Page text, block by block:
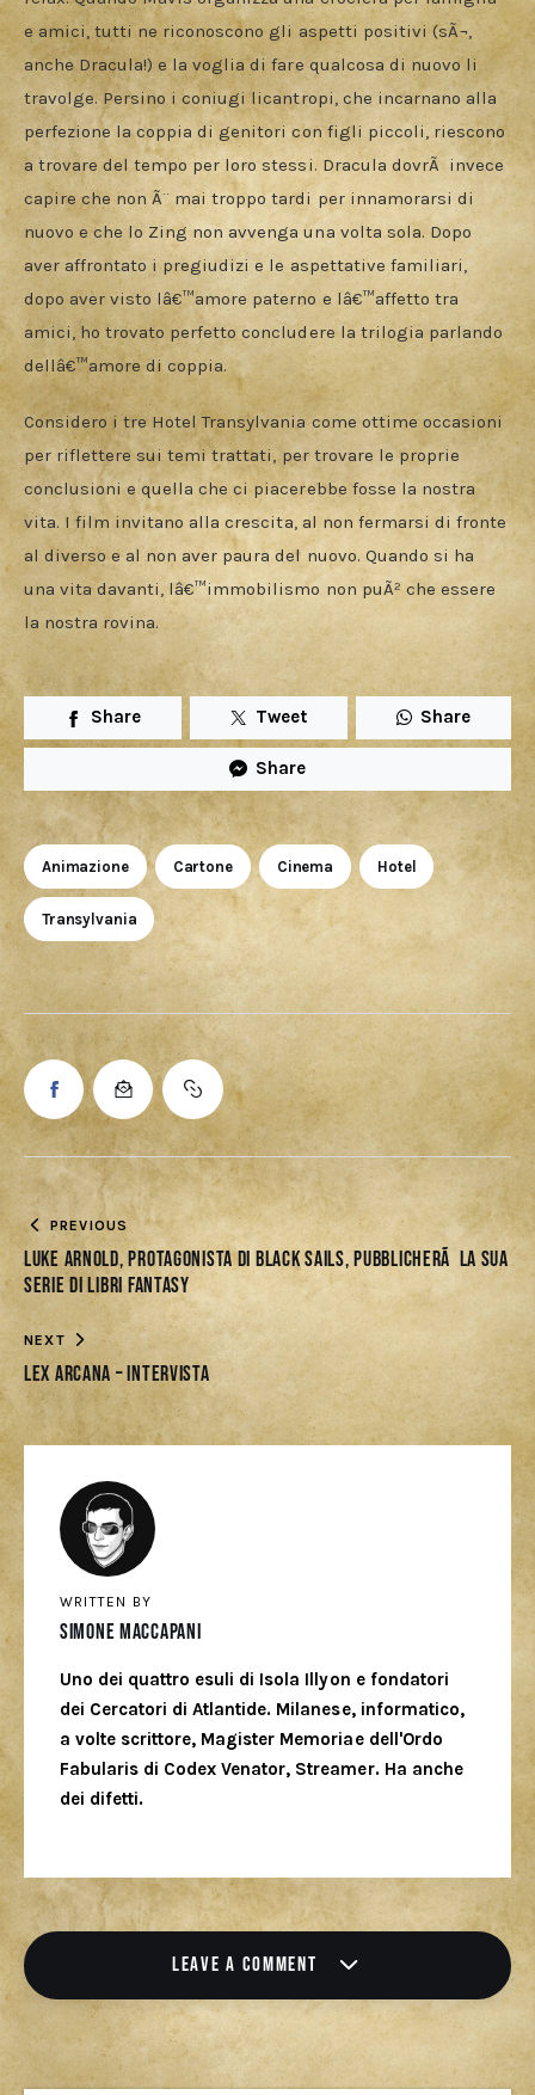
e amici, tutti ne riconoscono gli aspetti positivi (sÃ¬,
anche Dracula!) e la voglia di fare qualcosa di nuovo li
travolge. Persino i coniugi licantropi, che incarnano alla
perfezione la coppia di genitori con figli piccoli, riescono
a trovare del tempo per loro stessi. Dracula dovrÃ  invece
capire che non Ã¨ mai troppo tardi per innamorarsi di
nuovo e che lo Zing non avvenga una volta sola. Dopo
aver affrontato i pregiudizi e le aspettative familiari,
dopo aver visto lâ€™amore paterno e lâ€™affetto tra
amici, ho trovato perfetto concludere la trilogia parlando
dellâ€™amore di coppia.
Considero i tre Hotel Transylvania come ottime occasioni
per riflettere sui temi trattati, per trovare le proprie
conclusioni e quella che ci piacerebbe fosse la nostra
vita. I film invitano alla crescita, al non fermarsi di fronte
al diverso e al non aver paura del nuovo. Quando si ha
una vita davanti, lâ€™immobilismo non puÃ² che essere
la nostra rovina.
Share Tweet Share
Share
Animazione Cartone Cinema Hotel
Transylvania
PREVIOUS
Luke Arnold, protagonista di Black Sails, pubblicherÃ la sua
serie di libri fantasy
NEXT
Lex Arcana – Intervista
WRITTEN BY
Simone Maccapani
Uno dei quattro esuli di Isola Illyon e fondatori
dei Cercatori di Atlantide. Milanese, informatico,
a volte scrittore, Magister Memoriae dell'Ordo
Fabularis di Codex Venator, Streamer. Ha anche
dei difetti.
LEAVE A COMMENT